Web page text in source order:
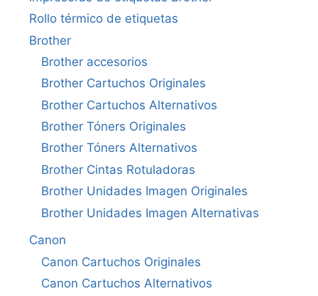
Rollo térmico de etiquetas
Brother
Brother accesorios
Brother Cartuchos Originales
Brother Cartuchos Alternativos
Brother Tóners Originales
Brother Tóners Alternativos
Brother Cintas Rotuladoras
Brother Unidades Imagen Originales
Brother Unidades Imagen Alternativas
Canon
Canon Cartuchos Originales
Canon Cartuchos Alternativos